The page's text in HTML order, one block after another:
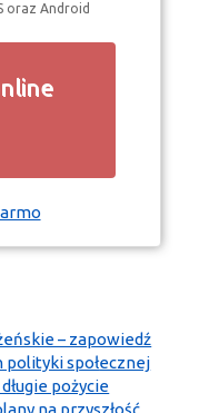
oraz Android
– zapowiedź
polityki społecznej
pożycie